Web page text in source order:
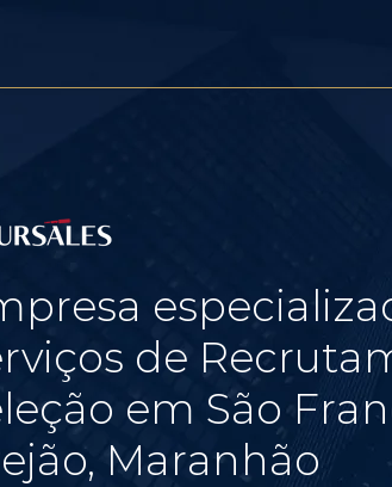
de
em São
Maranhão